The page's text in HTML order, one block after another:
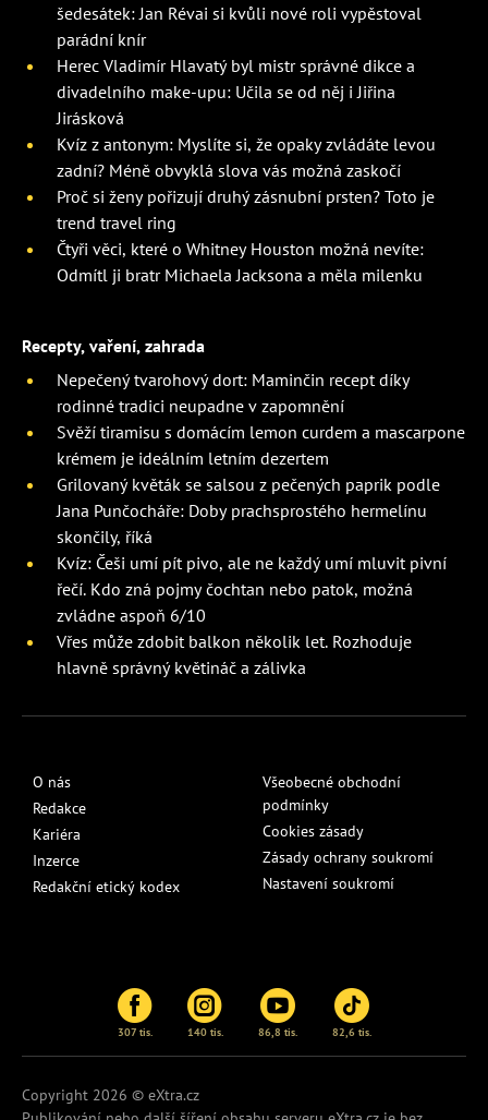
šedesátek: Jan Révai si kvůli nové roli vypěstoval
parádní knír
Herec Vladimír Hlavatý byl mistr správné dikce a
divadelního make-upu: Učila se od něj i Jiřina
Jirásková
Kvíz z antonym: Myslíte si, že opaky zvládáte levou
zadní? Méně obvyklá slova vás možná zaskočí
Proč si ženy pořizují druhý zásnubní prsten? Toto je
trend travel ring
Čtyři věci, které o Whitney Houston možná nevíte:
Odmítl ji bratr Michaela Jacksona a měla milenku
Recepty, vaření, zahrada
Nepečený tvarohový dort: Maminčin recept díky
rodinné tradici neupadne v zapomnění
Svěží tiramisu s domácím lemon curdem a mascarpone
krémem je ideálním letním dezertem
Grilovaný květák se salsou z pečených paprik podle
Jana Punčocháře: Doby prachsprostého hermelínu
skončily, říká
Kvíz: Češi umí pít pivo, ale ne každý umí mluvit pivní
řečí. Kdo zná pojmy čochtan nebo patok, možná
zvládne aspoň 6/10
Vřes může zdobit balkon několik let. Rozhoduje
hlavně správný květináč a zálivka
O nás
Redakce
Kariéra
Inzerce
Redakční etický kodex
Všeobecné obchodní
podmínky
Cookies zásady
Zásady ochrany soukromí
Nastavení soukromí
307 tis. 140 tis. 86,8 tis. 82,6 tis.
Copyright 2026 © eXtra.cz